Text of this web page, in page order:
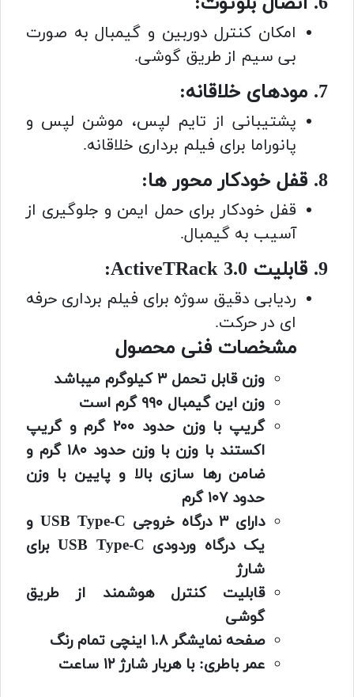
امکان کنترل دوربین و گیمبال به صورت
بی سیم از طریق گوشی.
7. مودهای خلاقانه:
پشتیبانی از تایم لپس، موشن لپس و
پانوراما برای فیلم برداری خلاقانه.
8. قفل خودکار محور ها:
قفل خودکار برای حمل ایمن و جلوگیری از
آسیب به گیمبال.
9. قابلیت ActiveTRack 3.0:
ردیابی دقیق سوژه برای فیلم برداری حرفه
ای در حرکت.
مشخصات فنی محصول
وزن قابل تحمل ۳ کیلوگرم میباشد
وزن این گیمبال ۹۹۰ گرم است
گریپ با وزن حدود ۲۰۰ گرم و گریپ
اکستند با وزن با وزن حدود ۱۸۰ گرم و
ضامن رها سازی بالا و پایین با وزن
حدود ۱۰۷ گرم
دارای ۳ درگاه خروجی USB Type-C و
یک درگاه وردودی USB Type-C برای
شارژ
قابلیت کنترل هوشمند از طریق
گوشی
صفحه نمایشگر ۱.۸ اینچی تمام رنگ
عمر باطری: با هربار شارژ ۱۲ ساعت